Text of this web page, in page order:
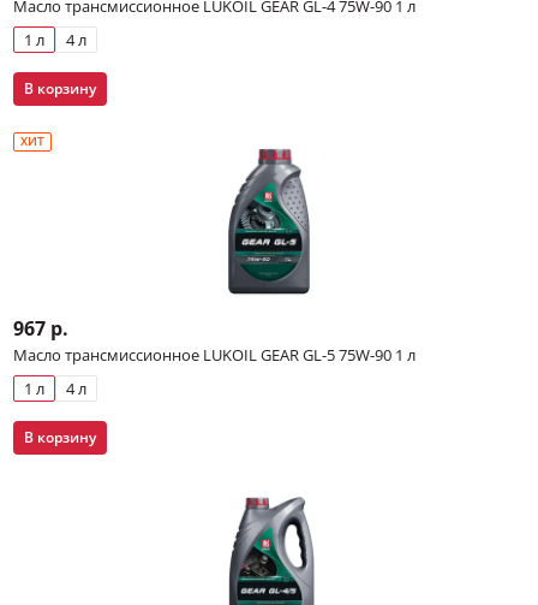
Масло трансмиссионное LUKOIL GEAR GL-4 75W-90 1 л
1 л
4 л
В корзину
ХИТ
967 р.
Масло трансмиссионное LUKOIL GEAR GL-5 75W-90 1 л
1 л
4 л
В корзину